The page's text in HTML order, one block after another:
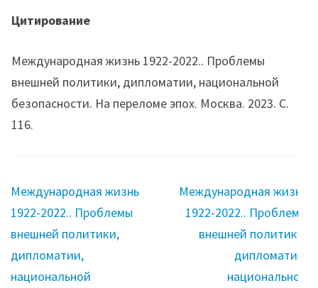
Цитирование
Международная жизнь 1922-2022.. Проблемы
внешней политики, дипломатии, национальной
безопасности. На переломе эпох. Москва. 2023. С.
116.
Навигация
по
записям
Международная жизнь
1922-2022.. Проблемы
внешней политики,
дипломатии,
национальной
Международная жизнь
1922-2022.. Проблемы
внешней политики,
дипломатии,
национальной